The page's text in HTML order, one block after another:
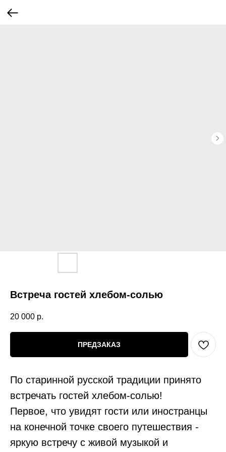
Встреча гостей хлебом-солью
20 000 р.
ПРЕДЗАКАЗ
По старинной русской традиции принято
встречать гостей хлебом-солью!
Первое, что увидят гости или иностранцы
на конечной точке своего путешествия -
яркую встречу с живой музыкой и